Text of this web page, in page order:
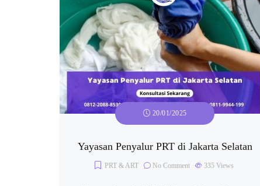
20/01/2025
Yayasan Penyalur PRT di Jakarta Selatan
PRT & ART No Comment 335 Views